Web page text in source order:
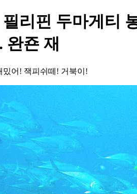
리핀 두마게티
완죤 재
밌어! 잭피쉬떼! 거북이!